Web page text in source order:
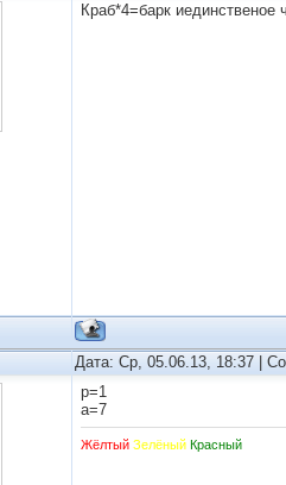
Краб*4=барк иединственое
Дата: Ср, 05.06.13, 18:37 |
р=1
а=7
Жёлтый Зелёный Красный